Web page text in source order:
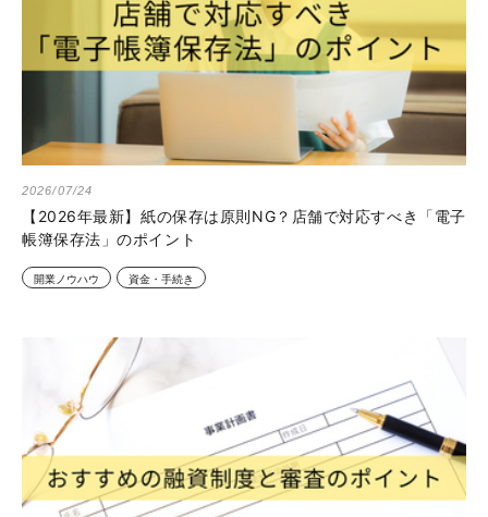
2026/07/24
【2026年最新】紙の保存は原則NG？店舗で対応すべき「電子
帳簿保存法」のポイント
開業ノウハウ 資金・手続き